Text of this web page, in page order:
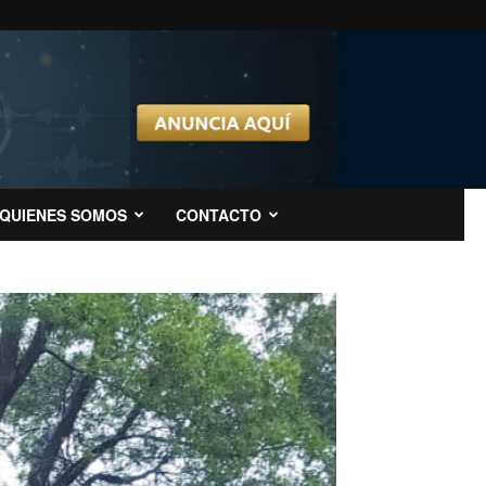
QUIENES SOMOS CONTACTO